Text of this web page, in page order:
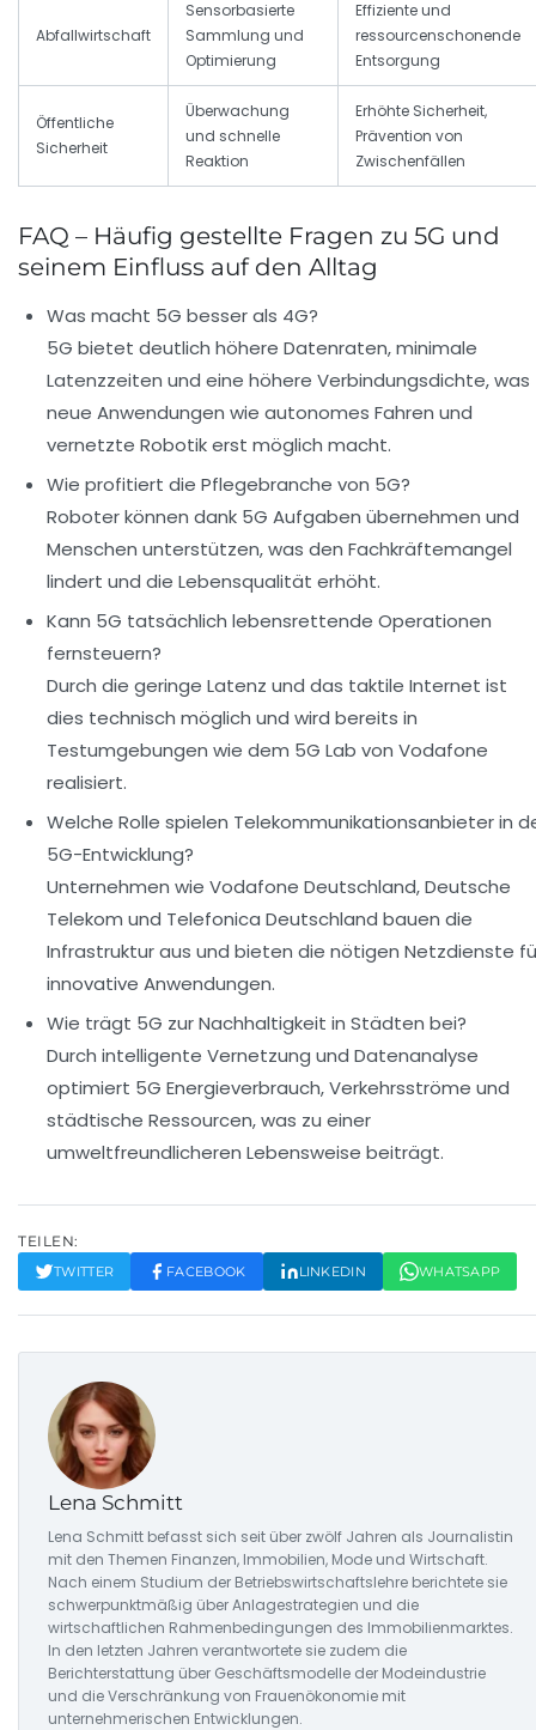
Abfallwirtschaft
Sensorbasierte
Sammlung und
Optimierung
Effiziente und
ressourcenschonende
Entsorgung
Öffentliche
Sicherheit
Überwachung
und schnelle
Reaktion
Erhöhte Sicherheit,
Prävention von
Zwischenfällen
FAQ – Häufig gestellte Fragen zu 5G und
seinem Einfluss auf den Alltag
Was macht 5G besser als 4G?
5G bietet deutlich höhere Datenraten, minimale
Latenzzeiten und eine höhere Verbindungsdichte, was
neue Anwendungen wie autonomes Fahren und
vernetzte Robotik erst möglich macht.
Wie profitiert die Pflegebranche von 5G?
Roboter können dank 5G Aufgaben übernehmen und
Menschen unterstützen, was den Fachkräftemangel
lindert und die Lebensqualität erhöht.
Kann 5G tatsächlich lebensrettende Operationen
fernsteuern?
Durch die geringe Latenz und das taktile Internet ist
dies technisch möglich und wird bereits in
Testumgebungen wie dem 5G Lab von Vodafone
realisiert.
Welche Rolle spielen Telekommunikationsanbieter in
5G-Entwicklung?
Unternehmen wie Vodafone Deutschland, Deutsche
Telekom und Telefonica Deutschland bauen die
Infrastruktur aus und bieten die nötigen Netzdienste
innovative Anwendungen.
Wie trägt 5G zur Nachhaltigkeit in Städten bei?
Durch intelligente Vernetzung und Datenanalyse
optimiert 5G Energieverbrauch, Verkehrsströme und
städtische Ressourcen, was zu einer
umweltfreundlicheren Lebensweise beiträgt.
TEILEN:
TWITTER FACEBOOK LINKEDIN WHATSAPP
Lena Schmitt
Lena Schmitt befasst sich seit über zwölf Jahren als Journalistin
mit den Themen Finanzen, Immobilien, Mode und Wirtschaft.
Nach einem Studium der Betriebswirtschaftslehre berichtete sie
schwerpunktmäßig über Anlagestrategien und die
wirtschaftlichen Rahmenbedingungen des Immobilienmarktes.
In den letzten Jahren verantwortete sie zudem die
Berichterstattung über Geschäftsmodelle der Modeindustrie
und die Verschränkung von Frauenökonomie mit
unternehmerischen Entwicklungen.